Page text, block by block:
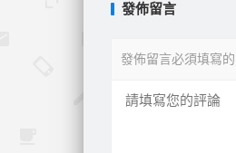
發佈留言
發佈留言必須填寫